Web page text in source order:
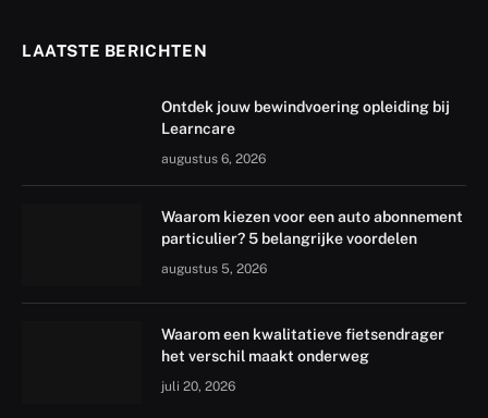
LAATSTE BERICHTEN
Ontdek jouw bewindvoering opleiding bij
Learncare
augustus 6, 2026
Waarom kiezen voor een auto abonnement
particulier? 5 belangrijke voordelen
augustus 5, 2026
Waarom een kwalitatieve fietsendrager
het verschil maakt onderweg
juli 20, 2026